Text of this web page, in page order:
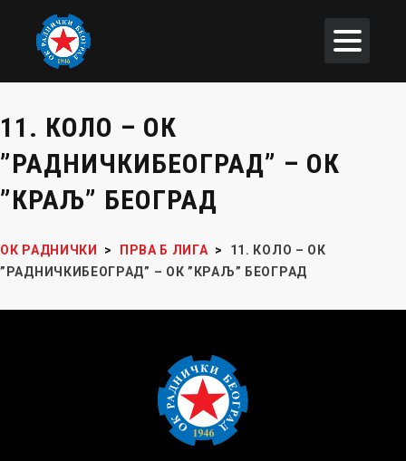
11. КОЛО – ОК
”РАДНИЧКИБЕОГРАД” – ОК
”КРАЉ” БЕОГРАД
ОК РАДНИЧКИ > ПРВА Б ЛИГА >
11. КОЛО – ОК
”РАДНИЧКИБЕОГРАД” – ОК ”КРАЉ” БЕОГРАД